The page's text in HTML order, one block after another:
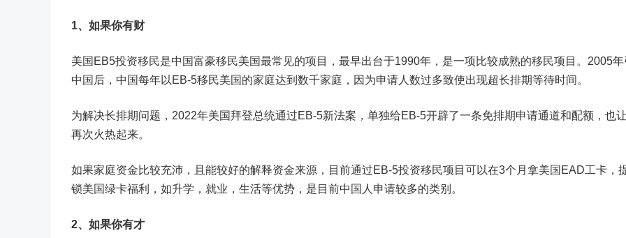
1、如果你有财
美国EB5投资移民是中国富豪移民美国最常见的项目，最早出台于1990年，是一项比较成熟的移民项目。2005年
中国后，中国每年以EB-5移民美国的家庭达到数千家庭，因为申请人数过多致使出现超长排期等待时间。
为解决长排期问题，2022年美国拜登总统通过EB-5新法案，单独给EB-5开辟了一条免排期申请通道和配额，也
再次火热起来。
如果家庭资金比较充沛，且能较好的解释资金来源，目前通过EB-5投资移民项目可以在3个月拿美国EAD工卡，
锁美国绿卡福利，如升学，就业，生活等优势，是目前中国人申请较多的类别。
2、如果你有才